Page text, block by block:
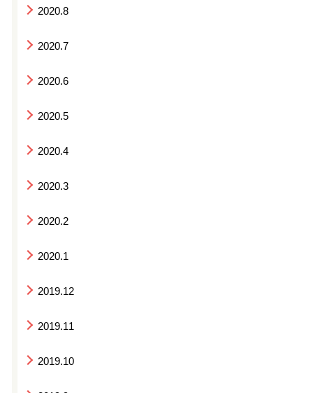
2020.8
2020.7
2020.6
2020.5
2020.4
2020.3
2020.2
2020.1
2019.12
2019.11
2019.10